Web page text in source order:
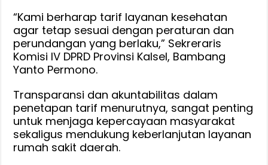
“Kami berharap tarif layanan kesehatan
agar tetap sesuai dengan peraturan dan
perundangan yang berlaku,” Sekreraris
Komisi IV DPRD Provinsi Kalsel, Bambang
Yanto Permono.
Transparansi dan akuntabilitas dalam
penetapan tarif menurutnya, sangat penting
untuk menjaga kepercayaan masyarakat
sekaligus mendukung keberlanjutan layanan
rumah sakit daerah.